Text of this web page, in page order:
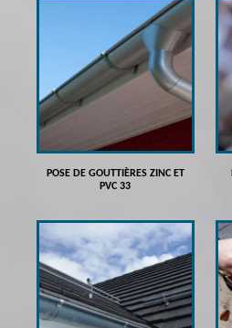
POSE DE GOUTTIÈRES ZINC ET
PVC 33